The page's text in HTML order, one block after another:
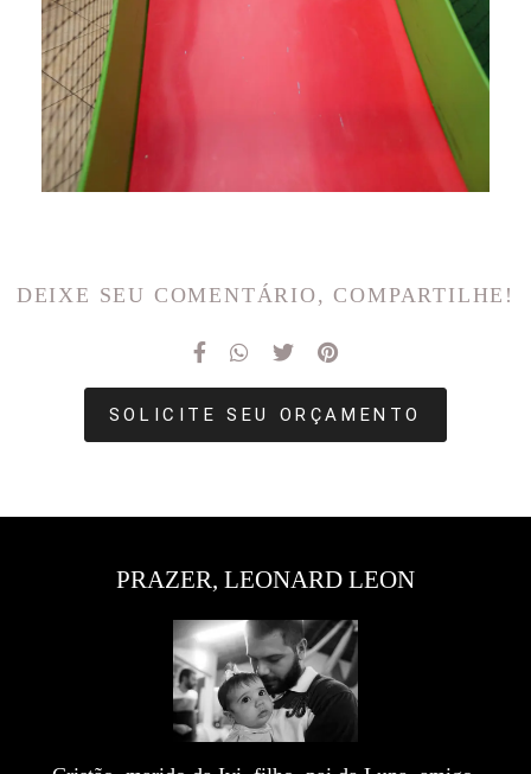
DEIXE SEU COMENTÁRIO, COMPARTILHE!
SOLICITE SEU ORÇAMENTO
PRAZER, LEONARD LEON